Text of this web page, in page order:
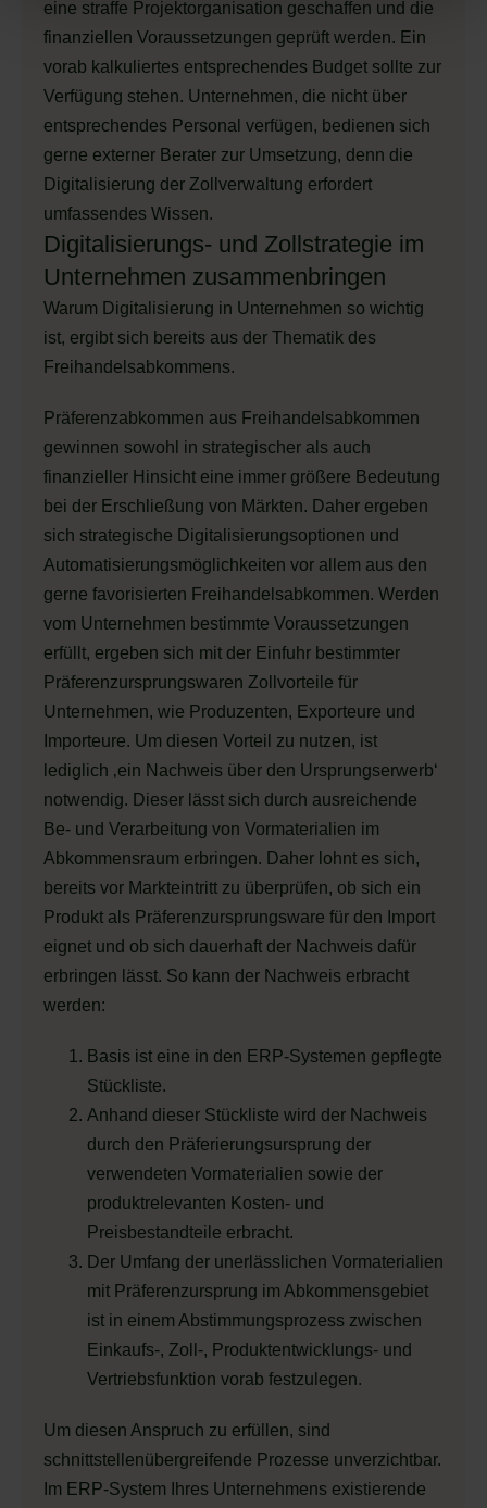
eine straffe Projektorganisation geschaffen und die
finanziellen Voraussetzungen geprüft werden. Ein
vorab kalkuliertes entsprechendes Budget sollte zur
Verfügung stehen. Unternehmen, die nicht über
entsprechendes Personal verfügen, bedienen sich
gerne externer Berater zur Umsetzung, denn die
Digitalisierung der Zollverwaltung erfordert
umfassendes Wissen.
Digitalisierungs- und Zollstrategie im
Unternehmen zusammenbringen
Warum Digitalisierung in Unternehmen so wichtig
ist, ergibt sich bereits aus der Thematik des
Freihandelsabkommens.
Präferenzabkommen aus Freihandelsabkommen
gewinnen sowohl in strategischer als auch
finanzieller Hinsicht eine immer größere Bedeutung
bei der Erschließung von Märkten. Daher ergeben
sich strategische Digitalisierungsoptionen und
Automatisierungsmöglichkeiten vor allem aus den
gerne favorisierten Freihandelsabkommen. Werden
vom Unternehmen bestimmte Voraussetzungen
erfüllt, ergeben sich mit der Einfuhr bestimmter
Präferenzursprungswaren Zollvorteile für
Unternehmen, wie Produzenten, Exporteure und
Importeure. Um diesen Vorteil zu nutzen, ist
lediglich ‚ein Nachweis über den Ursprungserwerb‘
notwendig. Dieser lässt sich durch ausreichende
Be- und Verarbeitung von Vormaterialien im
Abkommensraum erbringen. Daher lohnt es sich,
bereits vor Markteintritt zu überprüfen, ob sich ein
Produkt als Präferenzursprungsware für den Import
eignet und ob sich dauerhaft der Nachweis dafür
erbringen lässt. So kann der Nachweis erbracht
werden:
Basis ist eine in den ERP-Systemen gepflegte
Stückliste.
Anhand dieser Stückliste wird der Nachweis
durch den Präferierungsursprung der
verwendeten Vormaterialien sowie der
produktrelevanten Kosten- und
Preisbestandteile erbracht.
Der Umfang der unerlässlichen Vormaterialien
mit Präferenzursprung im Abkommensgebiet
ist in einem Abstimmungsprozess zwischen
Einkaufs-, Zoll-, Produktentwicklungs- und
Vertriebsfunktion vorab festzulegen.
Um diesen Anspruch zu erfüllen, sind
schnittstellenübergreifende Prozesse unverzichtbar.
Im ERP-System Ihres Unternehmens existierende